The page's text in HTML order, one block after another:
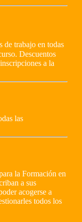
trabajo en todas
Descuentos
a la
las
la Formación en
a sus
acogerse a
todos los